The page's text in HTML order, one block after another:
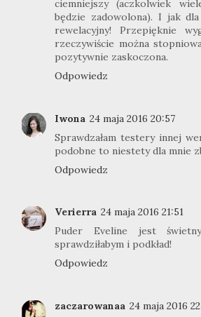
ciemniejszy (aczkolwiek
będzie zadowolona). I jak
rewelacyjny! Przepięknie
rzeczywiście można
pozytywnie zaskoczona.
Odpowiedz
Iwona 24 maja 2016 20:57
Sprawdzałam testery innej
podobne to niestety dla mnie
Odpowiedz
Verierra 24 maja 2016 21:51
Puder Eveline jest
sprawdziłabym i podkład!
Odpowiedz
zaczarowanaa 24 maja 2016